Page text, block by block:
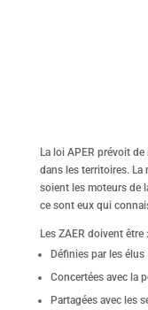
La loi APER prévoit
dans les territoires. La
soient les moteurs de
ce sont eux qui
Les ZAER doivent être :
Définies par les élus
Concertées avec la
Partagées avec les